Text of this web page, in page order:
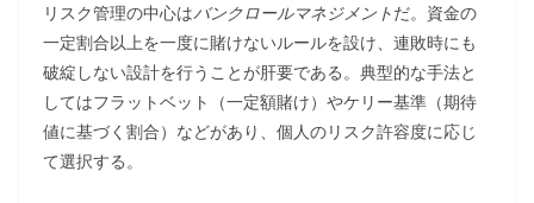
リスク管理の中心はバンクロールマネジメントだ。資金の
一定割合以上を一度に賭けないルールを設け、連敗時にも
破綻しない設計を行うことが肝要である。典型的な手法と
してはフラットベット（一定額賭け）やケリー基準（期待
値に基づく割合）などがあり、個人のリスク許容度に応じ
て選択する。